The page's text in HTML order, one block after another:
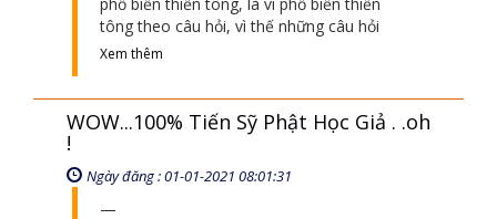
tông theo câu hỏi, vì thế những câu hỏi
Xem thêm
WOW...100% Tiến Sỹ Phật Học Giả . .oh
!
Ngày đăng : 01-01-2021 08:01:31